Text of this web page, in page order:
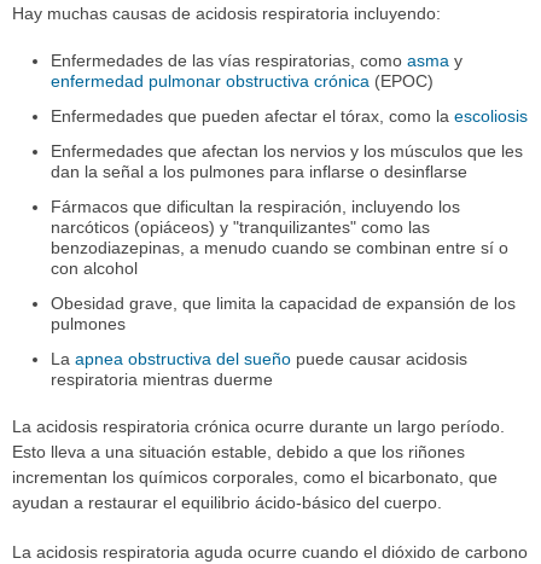
Hay muchas causas de acidosis respiratoria incluyendo:
Enfermedades de las vías respiratorias, comoasma y
enfermedad pulmonar obstructiva crónica (EPOC)
Enfermedades que pueden afectar el tórax, como laescoliosis
Enfermedades que afectan los nervios y los músculos que les
dan la señal a los pulmones para inflarse o desinflarse
Fármacos que dificultan la respiración, incluyendo los
narcóticos (opiáceos) y "tranquilizantes" como las
benzodiazepinas, a menudo cuando se combinan entre sí o
con alcohol
Obesidad grave, que limita la capacidad de expansión de los
pulmones
Laapnea obstructiva del sueño puede causar acidosis
respiratoria mientras duerme
La acidosis respiratoria crónica ocurre durante un largo período.
Esto lleva a una situación estable, debido a que los riñones
incrementan los químicos corporales, como el bicarbonato, que
ayudan a restaurar el equilibrio ácido-básico del cuerpo.
La acidosis respiratoria aguda ocurre cuando el dióxido de carbono